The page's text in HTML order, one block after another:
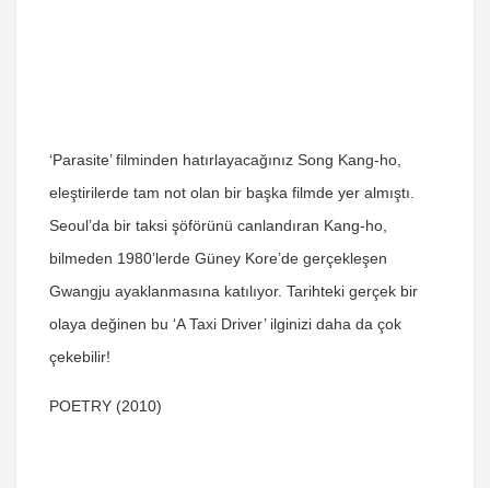
‘Parasite’ filminden hatırlayacağınız Song Kang-ho,
eleştirilerde tam not olan bir başka filmde yer almıştı.
Seoul’da bir taksi şöförünü canlandıran Kang-ho,
bilmeden 1980’lerde Güney Kore’de gerçekleşen
Gwangju ayaklanmasına katılıyor. Tarihteki gerçek bir
olaya değinen bu ‘A Taxi Driver’ ilginizi daha da çok
çekebilir!
POETRY (2010)